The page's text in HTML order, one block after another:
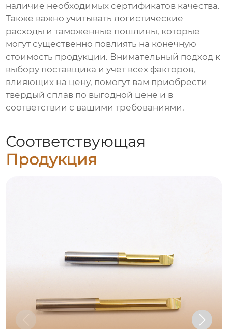
наличие необходимых сертификатов качества.
Также важно учитывать логистические
расходы и таможенные пошлины, которые
могут существенно повлиять на конечную
стоимость продукции. Внимательный подход к
выбору поставщика и учет всех факторов,
влияющих на цену, помогут вам приобрести
твердый сплав по выгодной цене и в
соответствии с вашими требованиями.
Соответствующая
Продукция